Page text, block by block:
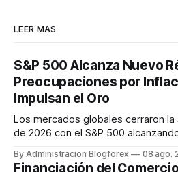
LEER MÁS
S&P 500 Alcanza Nuevo
Preocupaciones por
Impulsan el Oro
Los mercados globales cerraron
de 2026 con el S&P 500
renta fija vio una caída en los
By Administracion Blogforex 08 ago.
Financiación del